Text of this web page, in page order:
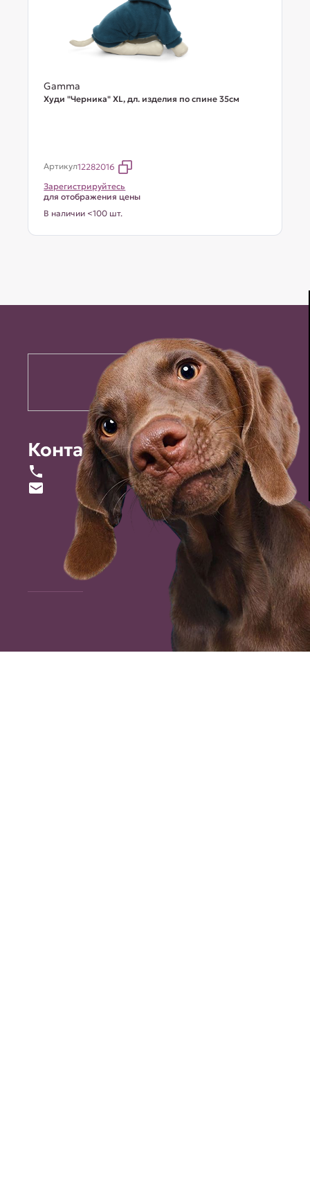
Gamma
Худи "Черника" XL, дл. изделия по спине 35см
Артикул12282016
Зарегистрируйтесь
для отображения цены
В наличии <100 шт.
Контакты